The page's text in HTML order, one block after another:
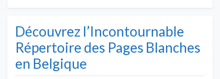
Découvrez l’Incontournable
Répertoire des Pages Blanches
en Belgique